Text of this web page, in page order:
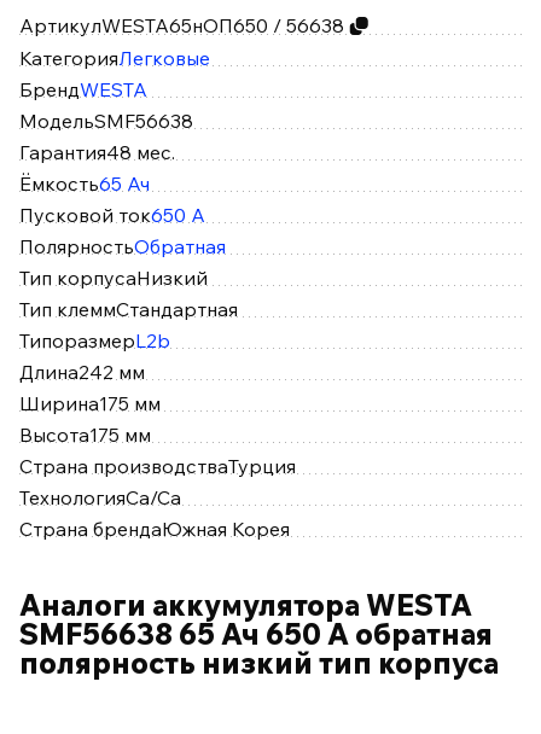
АртикулWESTA65нОП650 / 56638
КатегорияЛегковые
БрендWESTA
МодельSMF56638
Гарантия48 мес.
Ёмкость65 Ач
Пусковой ток650 А
ПолярностьОбратная
Тип корпусаНизкий
Тип клеммСтандартная
ТипоразмерL2b
Длина242 мм
Ширина175 мм
Высота175 мм
Страна производстваТурция
ТехнологияCa/Ca
Страна брендаЮжная Корея
Аналоги аккумулятора WESTA
SMF56638 65 Ач 650 А обратная
полярность низкий тип корпуса